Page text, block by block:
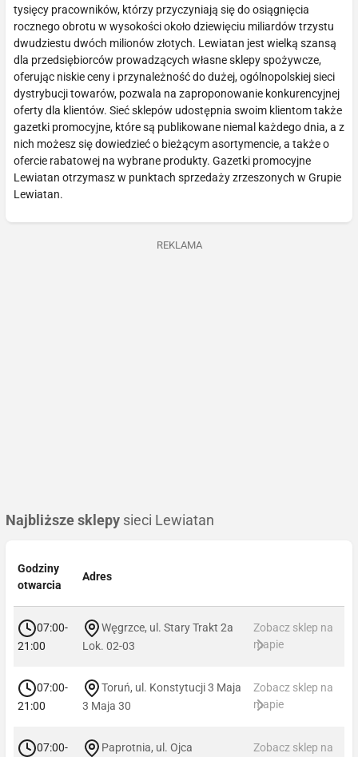
tysięcy pracowników, którzy przyczyniają się do osiągnięcia
rocznego obrotu w wysokości około dziewięciu miliardów trzystu
dwudziestu dwóch milionów złotych. Lewiatan jest wielką szansą
dla przedsiębiorców prowadzących własne sklepy spożywcze,
oferując niskie ceny i przynależność do dużej, ogólnopolskiej sieci
dystrybucji towarów, pozwala na zaproponowanie konkurencyjnej
oferty dla klientów. Sieć sklepów udostępnia swoim klientom także
gazetki promocyjne, które są publikowane niemal każdego dnia, a z
nich możesz się dowiedzieć o bieżącym asortymencie, a także o
ofercie rabatowej na wybrane produkty. Gazetki promocyjne
Lewiatan otrzymasz w punktach sprzedaży zrzeszonych w Grupie
Lewiatan.
REKLAMA
Najbliższe sklepy sieci Lewiatan
Godziny
otwarcia
Adres
07:00-
21:00
Węgrzce, ul. Stary Trakt 2a
Lok. 02-03
Zobacz sklep na
mapie
07:00-
21:00
Toruń, ul. Konstytucji 3 Maja
3 Maja 30
Zobacz sklep na
mapie
07:00- Paprotnia, ul. Ojca Zobacz sklep na